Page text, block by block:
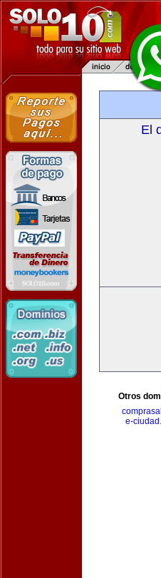
El
Otros
e-